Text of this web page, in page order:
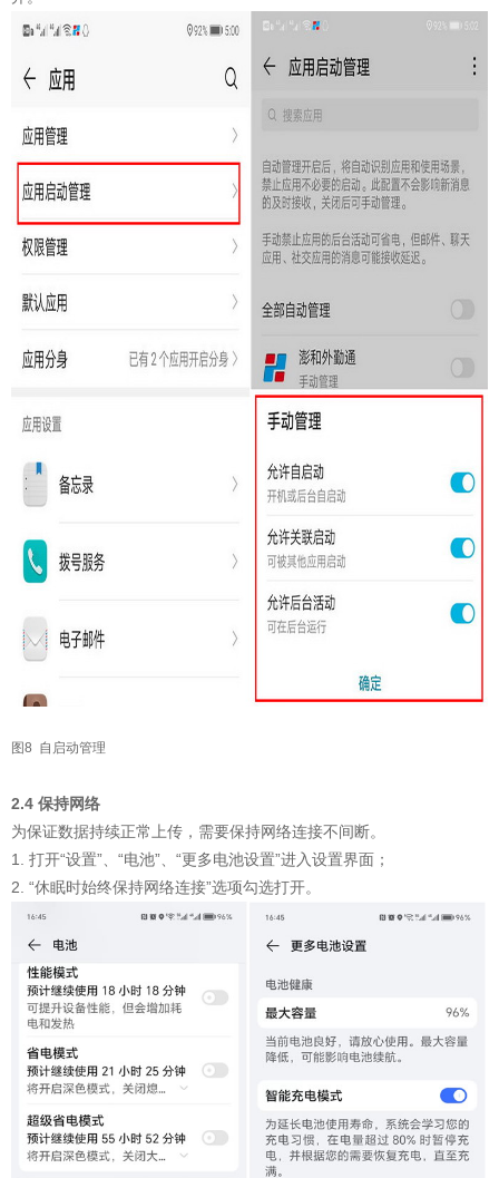
图8 自启动管理
2.4 保持网络
为保证数据持续正常上传，需要保持网络连接不间断。
1. 打开“设置”、“电池”、“更多电池设置”进入设置界面；
2. “休眠时始终保持网络连接”选项勾选打开。